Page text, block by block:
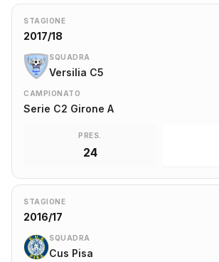
STAGIONE
2017/18
SQUADRA
Versilia C5
CAMPIONATO
Serie C2 Girone A
PRES.
24
STAGIONE
2016/17
SQUADRA
Cus Pisa